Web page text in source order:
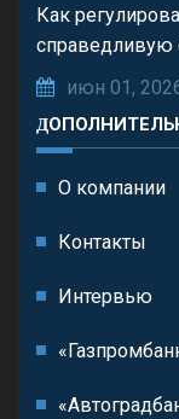
Как
справедливую
июн 01,
О компании
Контакты
Интервью